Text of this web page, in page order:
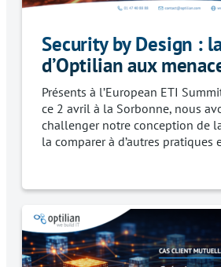
Security by Design :
d’Optilian aux
Présents à l’European ETI
ce 2 avril à la Sorbonne, nous
challenger notre conception de
la comparer à d’autres pratiques